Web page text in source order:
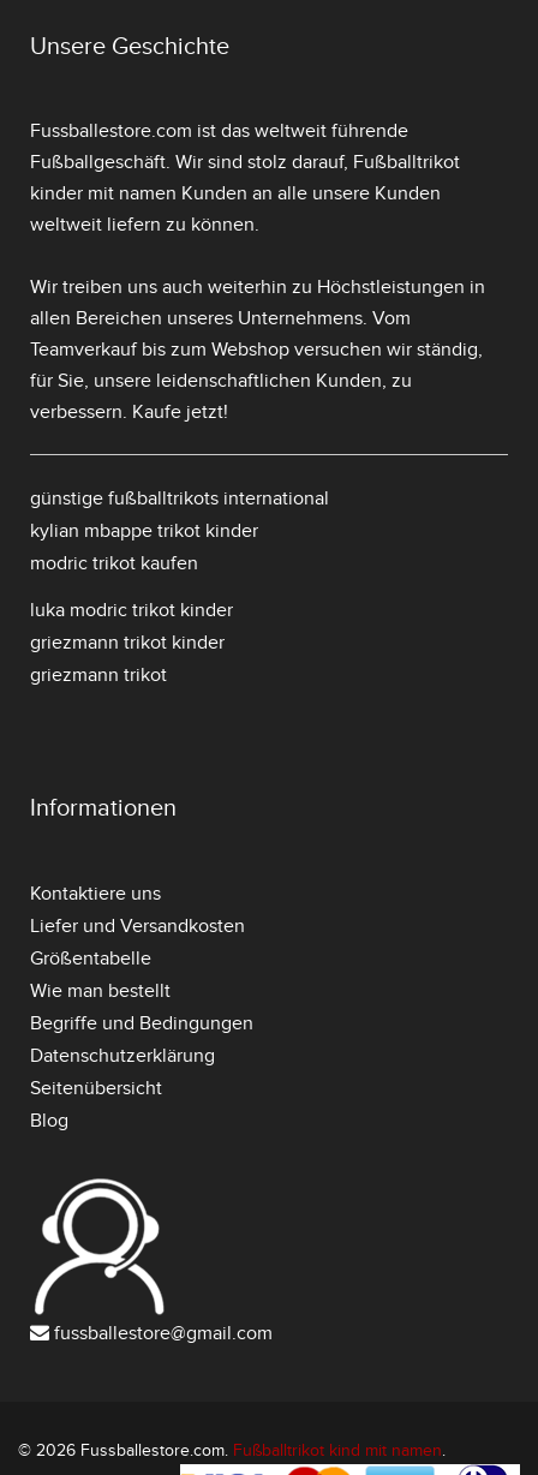
Unsere Geschichte
Fussballestore.com ist das weltweit führende
Fußballgeschäft. Wir sind stolz darauf, Fußballtrikot
kinder mit namen Kunden an alle unsere Kunden
weltweit liefern zu können.
Wir treiben uns auch weiterhin zu Höchstleistungen in
allen Bereichen unseres Unternehmens. Vom
Teamverkauf bis zum Webshop versuchen wir ständig,
für Sie, unsere leidenschaftlichen Kunden, zu
verbessern. Kaufe jetzt!
günstige fußballtrikots international
kylian mbappe trikot kinder
modric trikot kaufen
luka modric trikot kinder
griezmann trikot kinder
griezmann trikot
Informationen
Kontaktiere uns
Liefer und Versandkosten
Größentabelle
Wie man bestellt
Begriffe und Bedingungen
Datenschutzerklärung
Seitenübersicht
Blog
fussballestore@gmail.com
© 2026 Fussballestore.com. Fußballtrikot kind mit namen.